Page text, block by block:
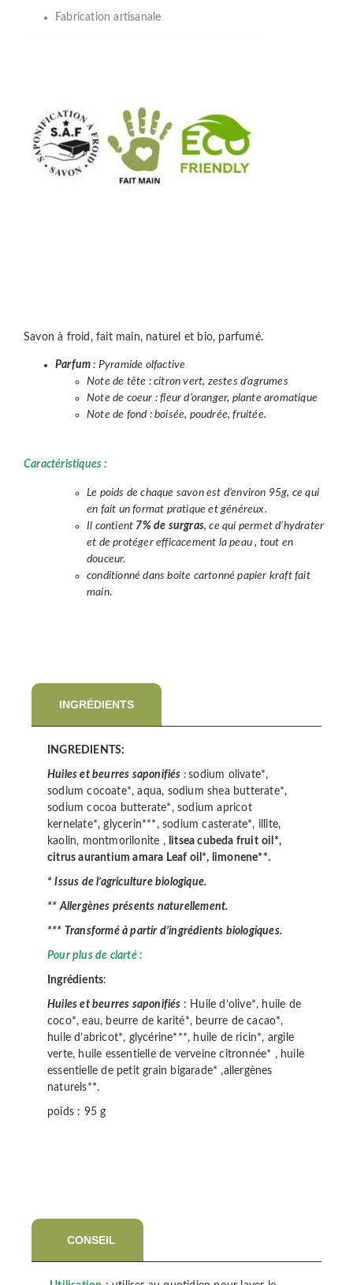
Fabrication artisanale
Savon à froid, fait main, naturel et bio, parfumé.
Parfum : Pyramide olfactive
Note de tête : citron vert, zestes d’agrumes
Note de coeur : fleur d’oranger, plante aromatique
Note de fond : boisée, poudrée, fruitée.
Caractéristiques :
Le poids de chaque savon est d’environ 95g, ce qui
en fait un format pratique et généreux.
Il contient 7% de surgras, ce qui permet d’hydrater
et de protéger efficacement la peau , tout en
douceur.
conditionné dans boite cartonné papier kraft fait
main.
INGRÉDIENTS
INGREDIENTS:
Huiles et beurres saponifiés :sodium olivate*,
sodium cocoate*, aqua, sodium shea butterate*,
sodium cocoa butterate*, sodium apricot
kernelate*, glycerin***, sodium casterate*, illite,
kaolin, montmorilonite , litsea cubeda fruit oil*,
citrus aurantium amara Leaf oil*, limonene**.
* Issus de l’agriculture biologique.
** Allergènes présents naturellement.
*** Transformé à partir d’ingrédients biologiques.
Pour plus de clarté :
Ingrédients:
Huiles et beurres saponifiés : Huile d’olive*, huile de
coco*, eau, beurre de karité*, beurre de cacao*,
huile d’abricot*, glycérine***, huile de ricin*, argile
verte, huile essentielle de verveine citronnée* , huile
essentielle de petit grain bigarade* ,allergènes
naturels**.
poids : 95 g
CONSEIL